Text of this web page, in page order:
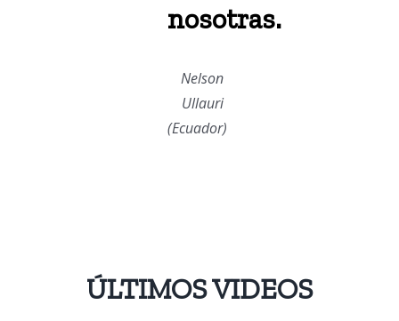
nosotras.
Nelson
Ullauri
(Ecuador)
ÚLTIMOS VIDEOS